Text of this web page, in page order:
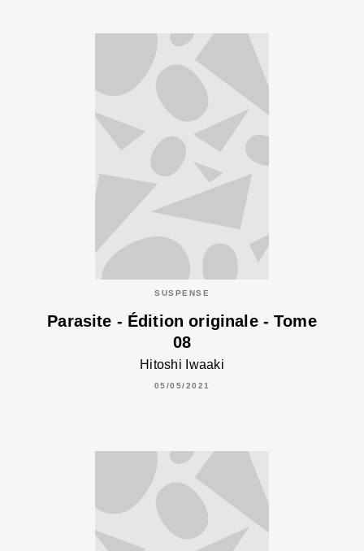
SUSPENSE
Parasite - Édition originale - Tome
08
Hitoshi Iwaaki
05/05/2021